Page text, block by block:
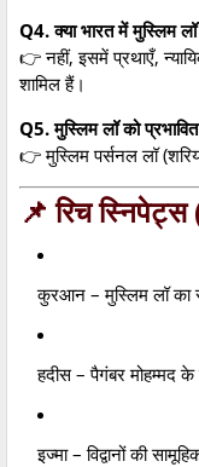
Q4. क्या भारत में मुस्लिम
👉 नहीं, इसमें प्रथाएँ,
शामिल हैं।
Q5. मुस्लिम लॉ को
👉 मुस्लिम पर्सनल लॉ
📌 रिच
कुरआन – मुस्लिम लॉ का
हदीस – पैगंबर मोहम्मद
इज्मा – विद्वानों की